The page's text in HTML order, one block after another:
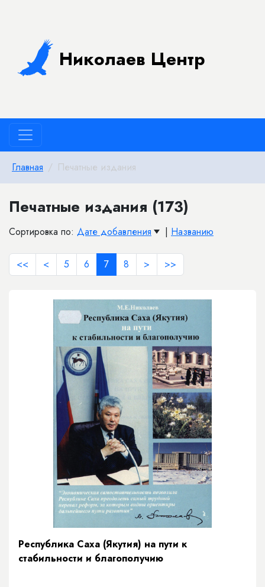
Николаев Центр
Главная Печатные издания
Печатные издания (173)
Сортировка по: Дате добавления | Названию
<< < 5 6 7 8 > >>
Республика Саха (Якутия) на пути к
стабильности и благополучию